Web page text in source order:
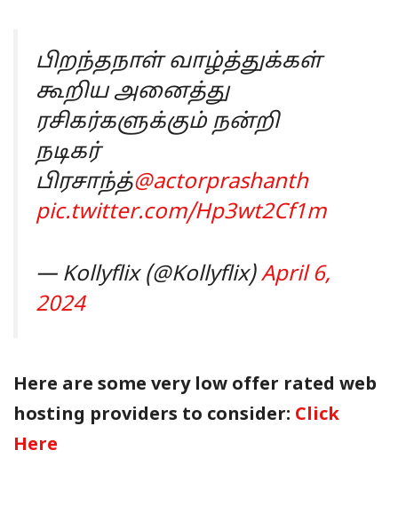
பிறந்தநாள் வாழ்த்துக்கள்
கூறிய அனைத்து
ரசிகர்களுக்கும் நன்றி
நடிகர்
பிரசாந்த்@actorprashanth
pic.twitter.com/Hp3wt2Cf1m
— Kollyflix (@Kollyflix)April 6,
2024
Here are some very low offer rated web
hosting providers to consider: Click
Here